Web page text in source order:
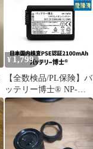
¥ 1,799
【全数検品/PL保険】バ
ッテリー博士® NP-
FW50 互換バッテリー
互換バッテリー1個 ソ
ニー αシリーズ対応
2100mAh α6400 α6500
α6000 α5100 α7S NEX-